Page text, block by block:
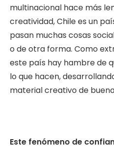
multinacional hace más
creatividad, Chile es un
pasan muchas cosas
o de otra forma. Como
este país hay hambre de
lo que hacen,
material creativo de
Este fenómeno de